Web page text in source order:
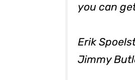
you can
Erik
Jimmy